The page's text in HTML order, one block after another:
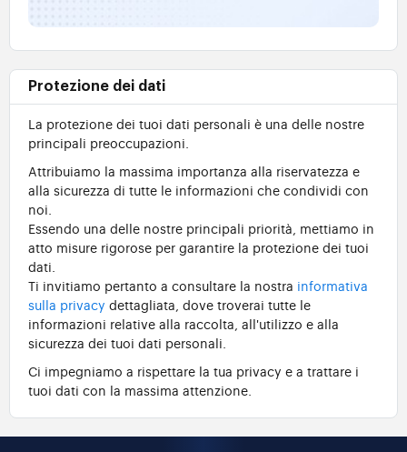
Protezione dei dati
La protezione dei tuoi dati personali è una delle nostre
principali preoccupazioni.
Attribuiamo la massima importanza alla riservatezza e
alla sicurezza di tutte le informazioni che condividi con
noi.
Essendo una delle nostre principali priorità, mettiamo in
atto misure rigorose per garantire la protezione dei tuoi
dati.
Ti invitiamo pertanto a consultare la nostra informativa
sulla privacy dettagliata, dove troverai tutte le
informazioni relative alla raccolta, all'utilizzo e alla
sicurezza dei tuoi dati personali.
Ci impegniamo a rispettare la tua privacy e a trattare i
tuoi dati con la massima attenzione.